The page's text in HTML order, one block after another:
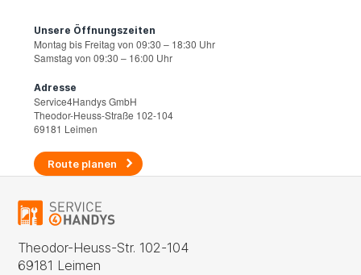
Unsere Öffnungszeiten
Montag bis Freitag von 09:30 – 18:30 Uhr
Samstag von 09:30 – 16:00 Uhr
Adresse
Service4Handys GmbH
Theodor-Heuss-Straße 102-104
69181 Leimen
Route planen
Theodor-Heuss-Str. 102-104
69181 Leimen